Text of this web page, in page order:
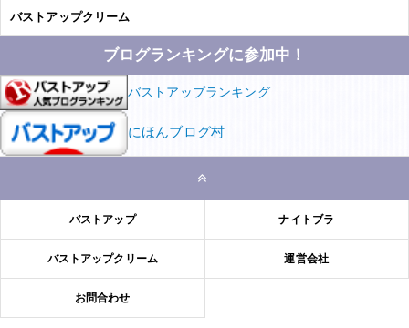
バストアップクリーム
ブログランキングに参加中！
バストアップランキング
にほんブログ村
バストアップ ナイトブラ
バストアップクリーム 運営会社
お問合わせ